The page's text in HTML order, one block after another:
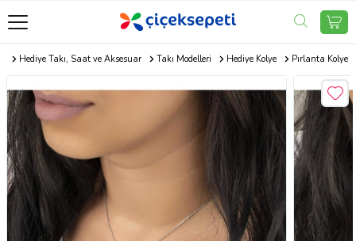
Hediye Takı, Saat ve Aksesuar Takı Modelleri Hediye Kolye Pırlanta Kolye